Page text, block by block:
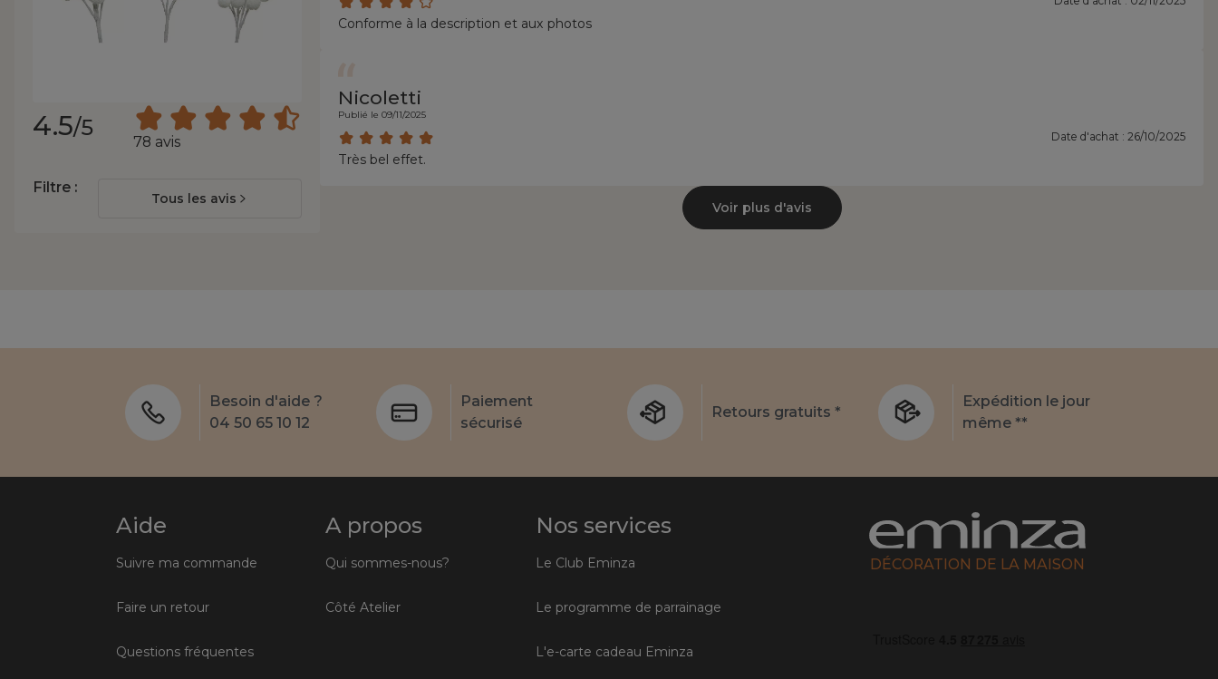
4.5/5
78 avis
Filtre :
Tous les avis
Conforme à la description et aux photos
Nicoletti
Publié le 09/11/2025
Date d'achat : 26/10/2025
Très bel effet.
Voir plus d'avis
Besoin d'aide ?
04 50 65 10 12
Paiement
sécurisé
Retours gratuits *
Expédition le jour
même **
Aide
Suivre ma commande
Faire un retour
Questions fréquentes
A propos
Qui sommes-nous?
Côté Atelier
Nos services
Le Club Eminza
Le programme de parrainage
L'e-carte cadeau Eminza
DÉCORATION DE LA MAISON